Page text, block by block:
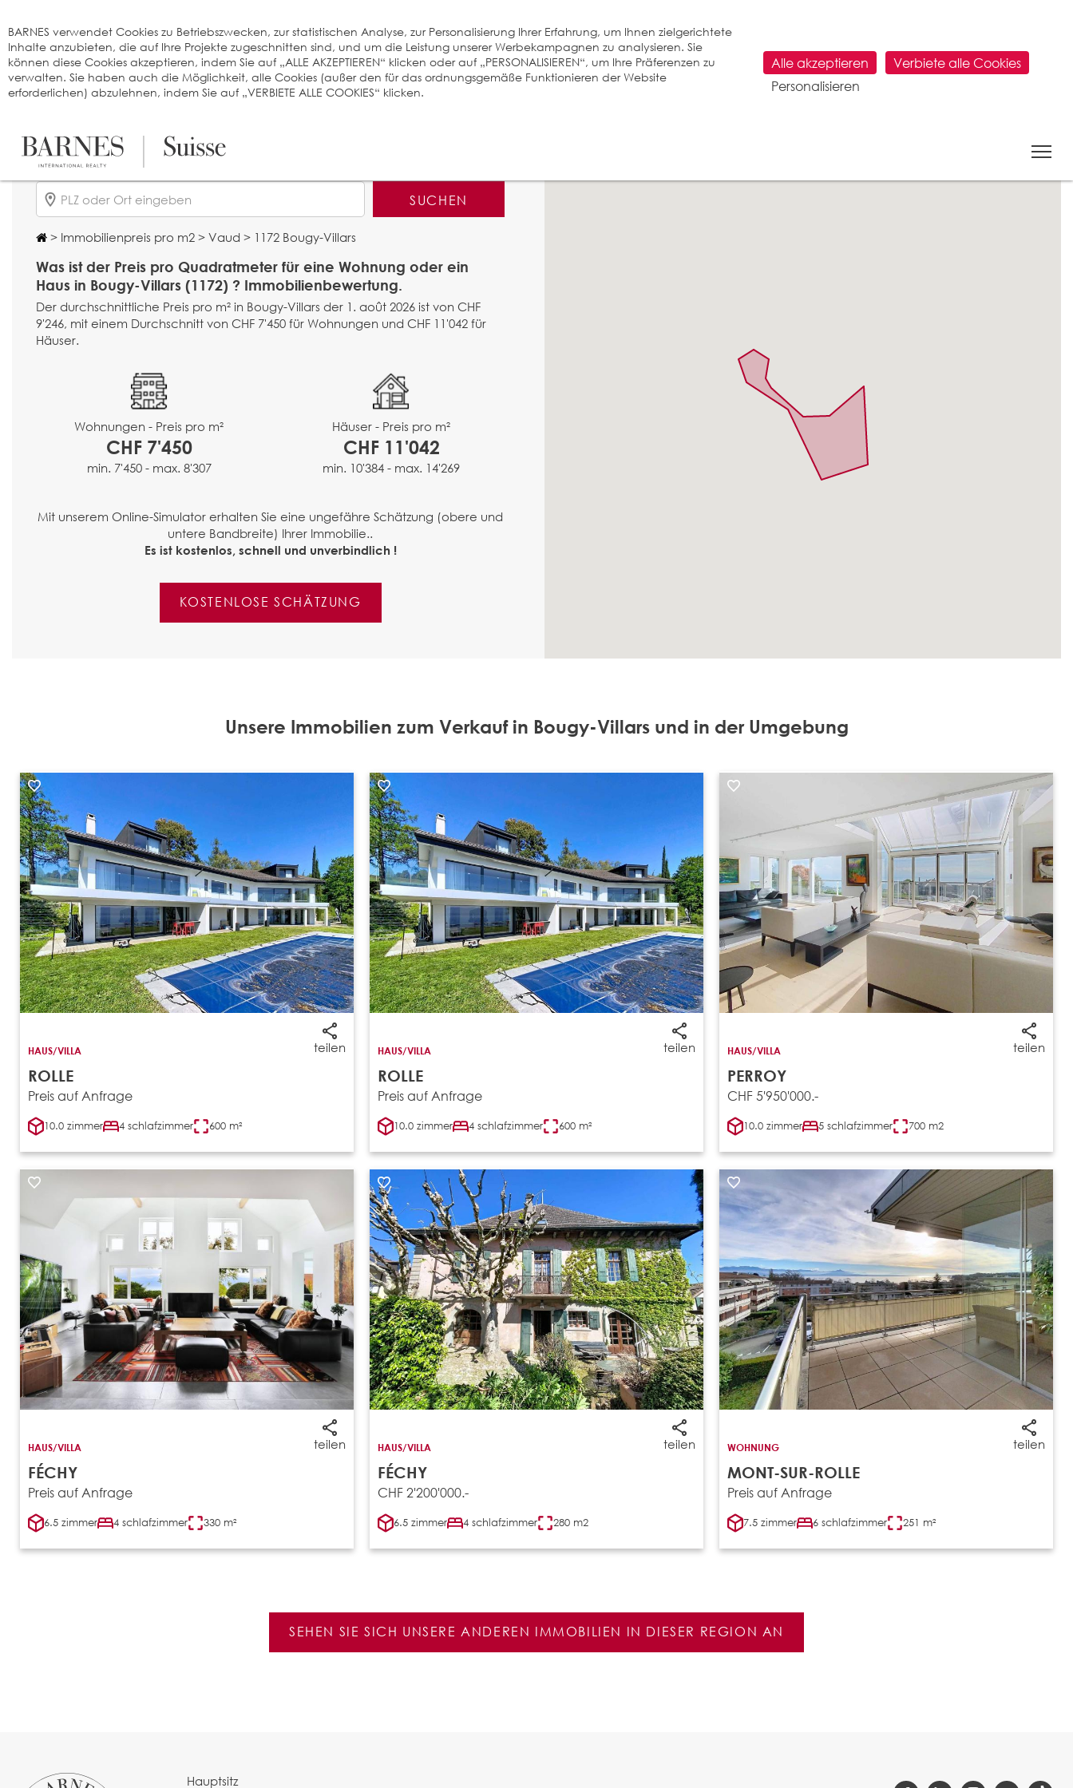
SUCHEN
> Immobilienpreis pro m2 > Vaud > 1172 Bougy-Villars
Was ist der Preis pro Quadratmeter für eine Wohnung oder ein
Haus in Bougy-Villars (1172) ? Immobilienbewertung.
Der durchschnittliche Preis pro m² in Bougy-Villars der 1. août 2026 ist von CHF
9'246, mit einem Durchschnitt von CHF 7'450 für Wohnungen und CHF 11'042 für
Häuser.
Wohnungen - Preis pro m²
CHF 7'450
min. 7'450 - max. 8'307
Häuser - Preis pro m²
CHF 11'042
min. 10'384 - max. 14'269
Mit unserem Online-Simulator erhalten Sie eine ungefähre Schätzung (obere und
untere Bandbreite) Ihrer Immobilie..
Es ist kostenlos, schnell und unverbindlich !
KOSTENLOSE SCHÄTZUNG
Unsere Immobilien zum Verkauf in Bougy-Villars und in der Umgebung
teilen
HAUS/VILLA
ROLLE
Preis auf Anfrage
10.0 zimmer 4 schlafzimmer 600 m²
teilen
HAUS/VILLA
ROLLE
Preis auf Anfrage
10.0 zimmer 4 schlafzimmer 600 m²
teilen
HAUS/VILLA
PERROY
CHF 5'950'000.-
10.0 zimmer 5 schlafzimmer 700 m2
teilen
HAUS/VILLA
FÉCHY
Preis auf Anfrage
6.5 zimmer 4 schlafzimmer 330 m²
teilen
HAUS/VILLA
FÉCHY
CHF 2'200'000.-
6.5 zimmer 4 schlafzimmer 280 m2
teilen
WOHNUNG
MONT-SUR-ROLLE
Preis auf Anfrage
7.5 zimmer 6 schlafzimmer 251 m²
SEHEN SIE SICH UNSERE ANDEREN IMMOBILIEN IN DIESER REGION AN
Hauptsitz
BARNES verwendet Cookies zu Betriebszwecken, zur statistischen Analyse, zur Personalisierung Ihrer Erfahrung, um Ihnen zielgerichtete
Inhalte anzubieten, die auf Ihre Projekte zugeschnitten sind, und um die Leistung unserer Werbekampagnen zu analysieren. Sie
können diese Cookies akzeptieren, indem Sie auf „ALLE AKZEPTIEREN“ klicken oder auf „PERSONALISIEREN“, um Ihre Präferenzen zu
verwalten. Sie haben auch die Möglichkeit, alle Cookies (außer den für das ordnungsgemäße Funktionieren der Website
erforderlichen) abzulehnen, indem Sie auf „VERBIETE ALLE COOKIES“ klicken.
Alle akzeptieren
Verbiete alle Cookies
Personalisieren